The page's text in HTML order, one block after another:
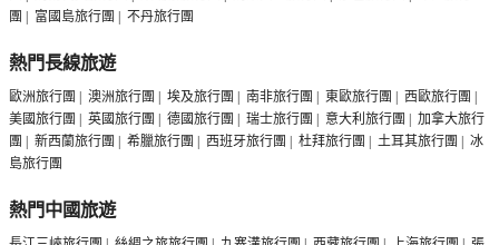
團 | 富國島旅行團 | 不丹旅行團
熱門長線旅遊
歐洲旅行團 | 澳洲旅行團 | 埃及旅行團 | 南非旅行團 | 東歐旅行團 | 西歐旅行團 |
美國旅行團 | 英國旅行團 | 德國旅行團 | 瑞士旅行團 | 意大利旅行團 | 加拿大旅行
團 | 新西蘭旅行團 | 希臘旅行團 | 西班牙旅行團 | 杜拜旅行團 | 土耳其旅行團 | 冰
島旅行團
熱門中國旅遊